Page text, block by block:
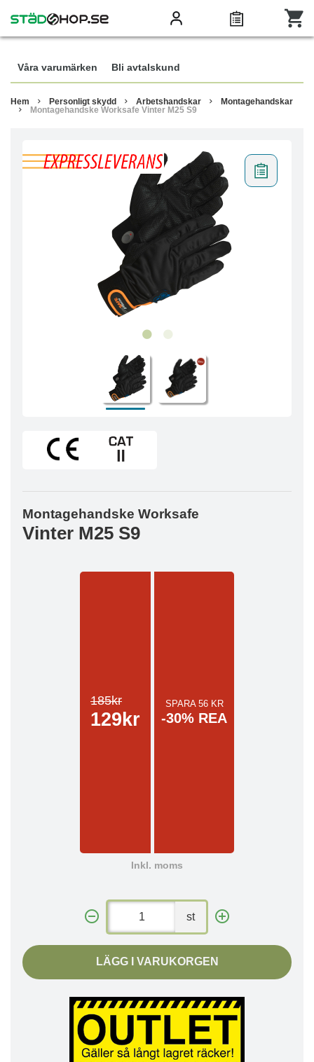
Våra varumärken Bli avtalskund
Hem Personligt skydd Arbetshandskar
Montagehandskar
Montagehandske Worksafe Vinter M25 S9
Montagehandske Worksafe
Vinter M25 S9
185kr
129kr
SPARA 56 KR
-30% REA
Inkl. moms
st
LÄGG I VARUKORGEN